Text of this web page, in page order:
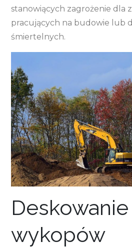
stanowiących zagrożenie dla
pracujących na budowie lub
śmiertelnych.
Deskowanie
wykopów